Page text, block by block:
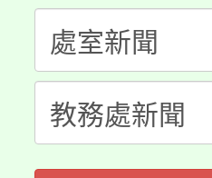
者。
份教師研習
淨零綠生
會
115年食
程